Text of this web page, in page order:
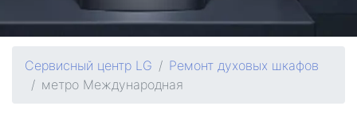
Сервисный центр LG
Ремонт духовых шкафов
метро Международная